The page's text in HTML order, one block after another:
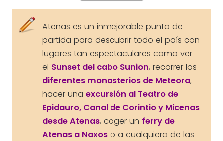
Atenas es un inmejorable punto de
partida para descubrir todo el país con
lugares tan espectaculares como ver
el Sunset del cabo Sunion, recorrer los
diferentes monasterios de Meteora,
hacer una excursión al Teatro de
Epidauro, Canal de Corintio y Micenas
desde Atenas, coger un ferry de
Atenas a Naxoso a cualquiera de las